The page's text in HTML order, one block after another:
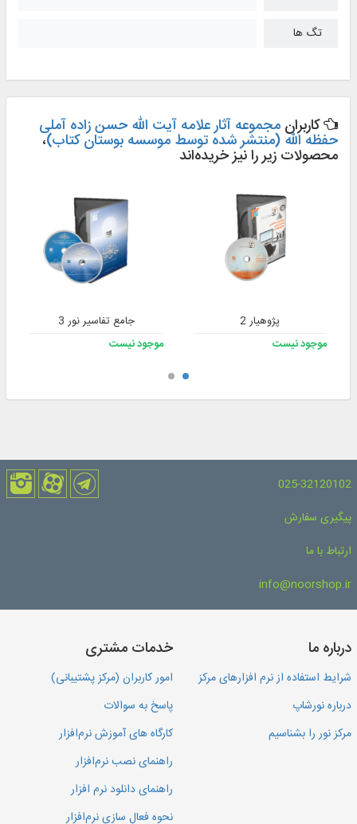
تگ ها
کاربران مجموعه آثار علامه آیت الله حسن زاده آملی
حفظه الله (منتشر شده توسط موسسه بوستان کتاب)،
محصولات زیر را نیز خریده‌اند
پژوهیار 2
موجود نیست
جامع تفاسیر نور 3
موجود نیست
025-32120102
پیگیری سفارش
ارتباط با ما
info@noorshop.ir
درباره ما
شرایط استفاده از نرم افزارهای مرکز
درباره نورشاپ
مرکز نور را بشناسیم
خدمات مشتری
امور کاربران (مرکز پشتیبانی)
پاسخ به سوالات
کارگاه های آموزش نرم‌افزار
راهنمای نصب نرم‌افزار
راهنمای دانلود نرم افزار
نحوه فعال سازی نرم‌افزار